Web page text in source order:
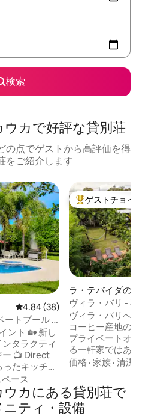
検索
カで好評な貸別荘
の点でゲストから高評価を得
をご紹介します
レビュー38件、5つ星中4.84つ
4.84 (38)
ートプール +
新し
タラクティ
ー 📺 Direct
たキッチン
👩‍💼 24時間
サービス（独
ャワー付きス
ージサービス
ース
大好評のゲスト
ゲストチョイス
ラ・テバイダの一
ヴィラ・バリ - 専
ャングルの隠れ家
ヴィラ・バリへよ
コーヒー産地の中
プライベートオア
る一軒家ではあり
ィラ・バリには、
までご宿泊いた
グルーム、設備の
てプライベートジ
価格 ·家族 ·清潔さ
カにある貸別荘で
ニティ・設備